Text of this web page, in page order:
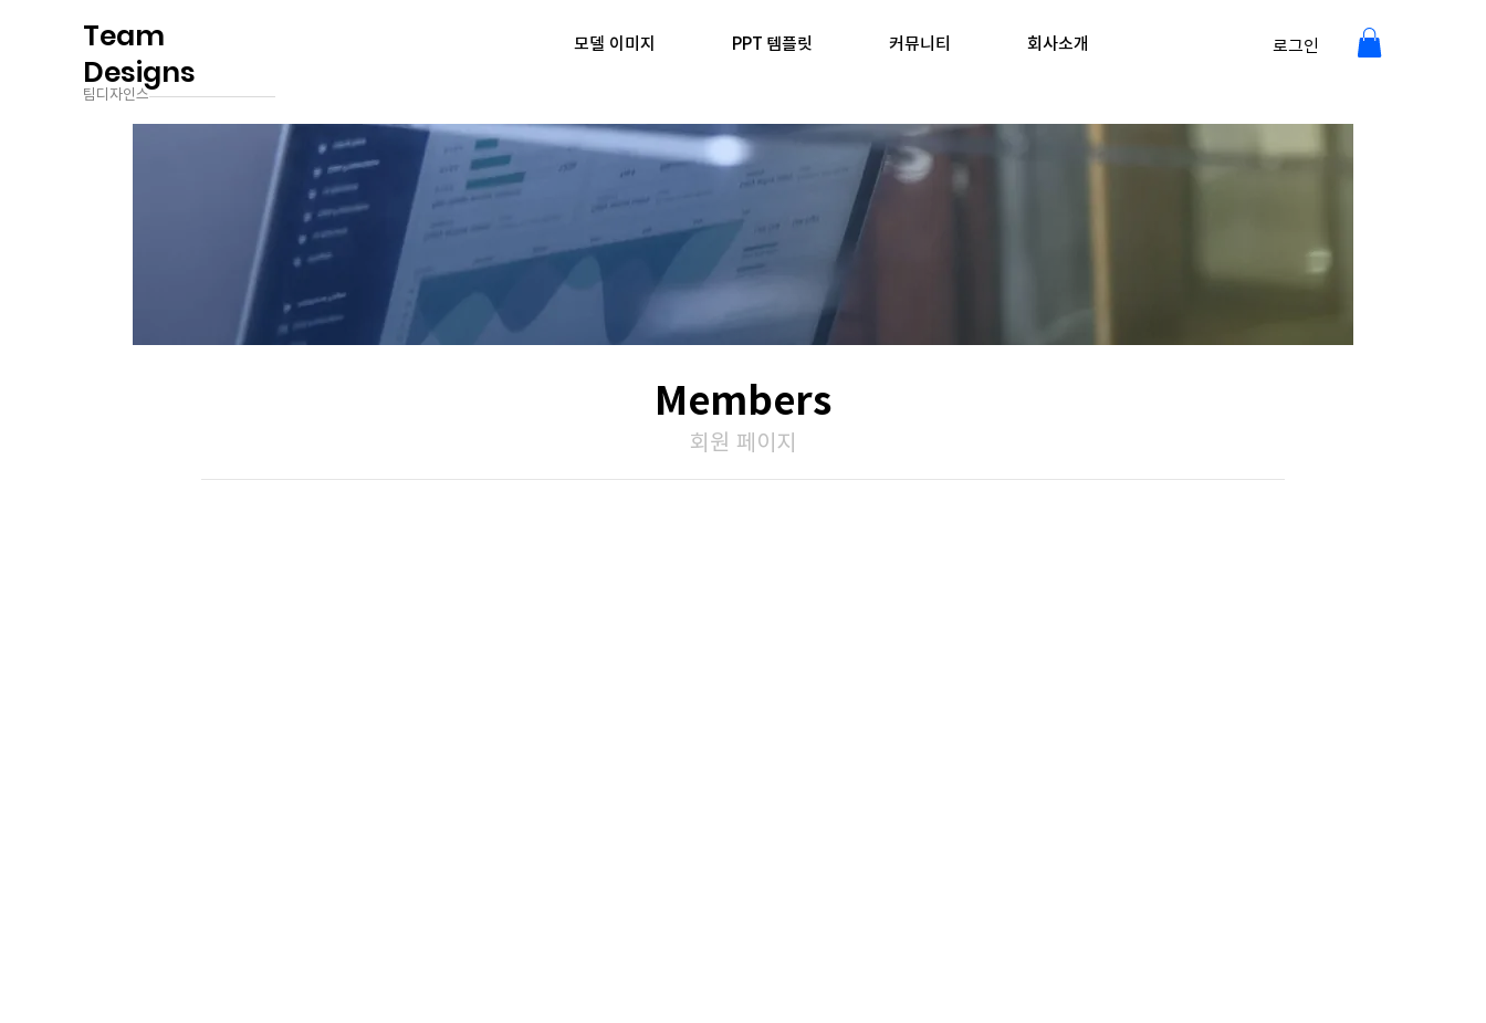
Team
Designs
팀디자인스
모델 이미지 PPT 템플릿 커뮤니티 회사소개 로그인
Members
​회원 페이지